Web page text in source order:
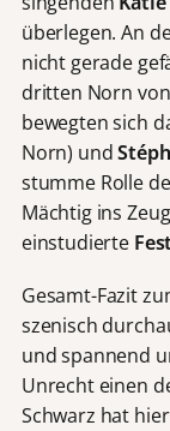
überlegen. An
nicht gerade
dritten Norn von
bewegten sich
Norn) und
stumme Rolle
Mächtig ins
einstudierte
Gesamt-Fazit
szenisch
und spannend
Unrecht einen
Schwarz hat